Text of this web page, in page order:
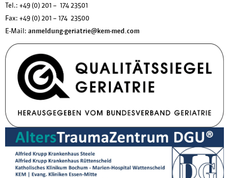
Tel.: +49 (0) 201 – 174 23501
Fax: +49 (0) 201 – 174 23500
E-Mail: anmeldung-geriatrie@kem-med.com